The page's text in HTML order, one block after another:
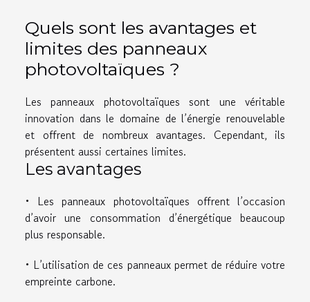
Quels sont les avantages et
limites des panneaux
photovoltaïques ?
Les panneaux photovoltaïques sont une véritable
innovation dans le domaine de l’énergie renouvelable
et offrent de nombreux avantages. Cependant, ils
présentent aussi certaines limites.
Les avantages
• Les panneaux photovoltaïques offrent l’occasion
d’avoir une consommation d’énergétique beaucoup
plus responsable.
• L’utilisation de ces panneaux permet de réduire votre
empreinte carbone.